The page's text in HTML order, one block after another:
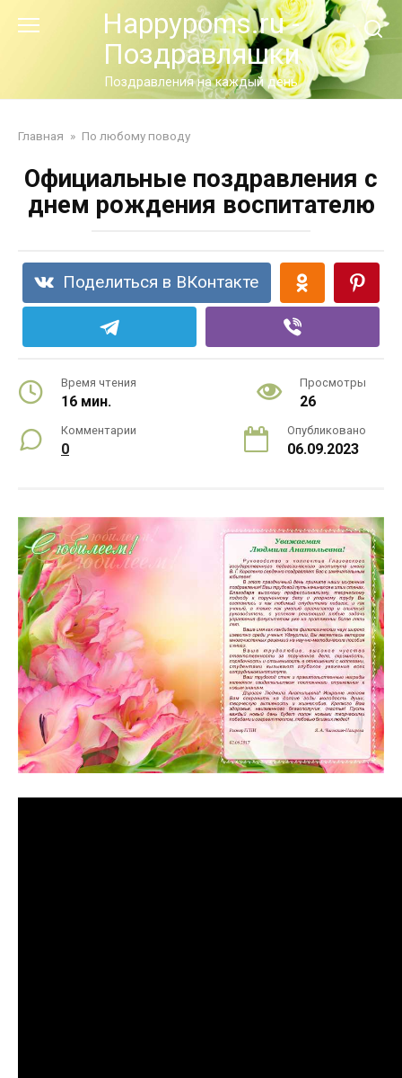
Happypoms.ru -
Поздравляшки
Поздравления на каждый день
Главная » По любому поводу
Официальные поздравления с
днем рождения воспитателю
Поделиться в ВКонтакте
Время чтения
16 мин.
Просмотры
26
Комментарии
0
Опубликовано
06.09.2023